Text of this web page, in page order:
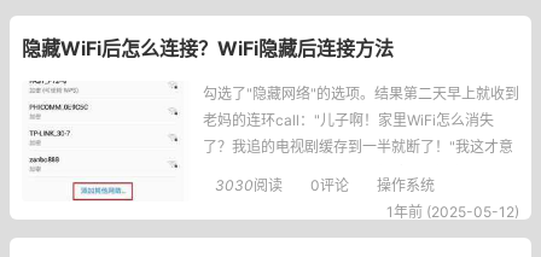
隐藏WiFi后怎么连接？WiFi隐藏后连接方法
勾选了"隐藏网络"的选项。结果第二天早上就收到
老妈的连环call："儿子啊！家里WiFi怎么消失
了？我追的电视剧缓存到一半就断了！"我这才意
识到，原来隐藏WiFi后需要特殊的连接方式。通
过这次经历，我整理出了这份保姆级教程，手把
3030阅读 0评论
操作系统
1年前 (2025-05-12)